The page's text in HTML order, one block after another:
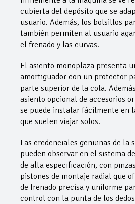
cubierta del depósito que se
usuario. Además, los bolsillos
también permiten al usuario
el frenado y las curvas.
El asiento monoplaza presenta
amortiguador con un protector
parte superior de la cola.
asiento opcional de accesorios
se puede instalar fácilmente en
que suelen viajar solos.
Las credenciales genuinas de la
pueden observar en el sistema
de alta especificación, con
pistones de montaje radial que
de frenado precisa y uniforme
control con la punta de los